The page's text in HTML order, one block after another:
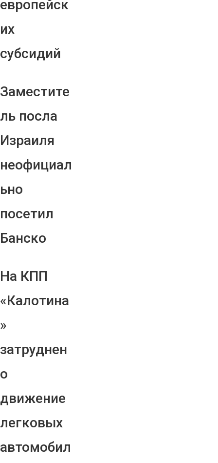
европейск
их
субсидий
Заместите
ль посла
Израиля
неофициал
ьно
посетил
Банско
На КПП
«Калотина
»
затруднен
о
движение
легковых
автомобил